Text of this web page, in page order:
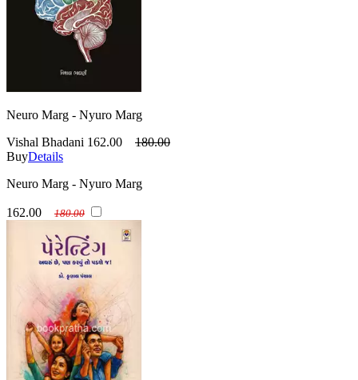
Neuro Marg - Nyuro Marg
Vishal Bhadani 162.00
180.00
BuyDetails
Neuro Marg - Nyuro Marg
162.00 180.00